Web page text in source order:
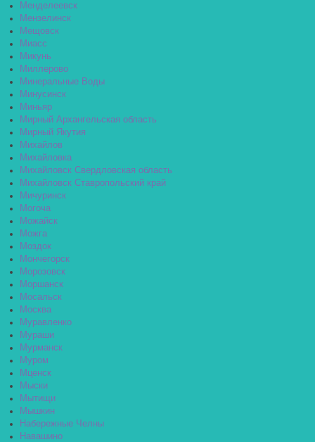
Менделеевск
Мензелинск
Мещовск
Миасс
Микунь
Миллерово
Минеральные Воды
Минусинск
Миньяр
Мирный Архангельская область
Мирный Якутия
Михайлов
Михайловка
Михайловск Свердловская область
Михайловск Ставропольский край
Мичуринск
Могоча
Можайск
Можга
Моздок
Мончегорск
Морозовск
Моршанск
Мосальск
Москва
Муравленко
Мураши
Мурманск
Муром
Мценск
Мыски
Мытищи
Мышкин
Набережные Челны
Навашино